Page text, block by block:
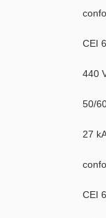
CEI
440
50/
27
CEI